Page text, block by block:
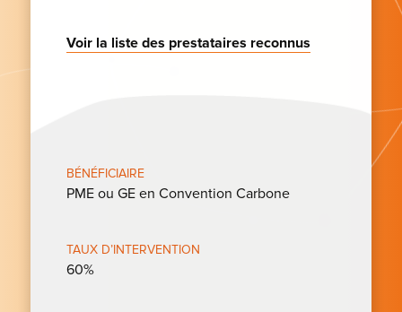
Voir la liste des prestataires reconnus
BÉNÉFICIAIRE
PME ou GE en Convention Carbone
TAUX D’INTERVENTION
60%